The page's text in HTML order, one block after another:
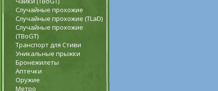
Случайные прохожие
Случайные прохожие (TLaD)
Случайные прохожие
(TBoGT)
Транспорт для Стиви
Уникальные прыжки
Бронежилеты
Аптечки
Оружие
Метро